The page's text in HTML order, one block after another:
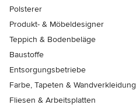
Polsterer
Produkt- & Möbeldesigner
Teppich & Bodenbeläge
Baustoffe
Entsorgungsbetriebe
Farbe, Tapeten & Wandverkleidung
Fliesen & Arbeitsplatten